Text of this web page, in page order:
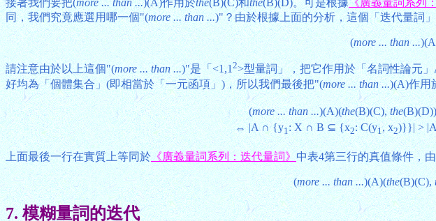
接著我們要把(more ... than ...)(A)作用於the(B)(C)和the(B)(D)。可是根據《廣義量詞系列
同，我們究竟應選用哪一個"(more ... than ...)"？由於根據上面的分析，這個「迭代量詞
(more ... than ...
請注意由於以上這個"(more ... than ...)"是「<1,12>型量詞」，把它作用於「名詞性論元
好均為「個體集合」(即相當於「一元函項」)，所以我們最後把"(more ... than ...)(A)作用
(more ... than ...)(A)(the(B)(C),the(B)(D))
⇔ |A ∩ {y1: X ∩ B ⊆ {x2: C(y1, x2)}}| >
上面最後一行在實質上等同於《廣義量詞系列：迭代量詞》中表4第三行的真值條件，
(more ... than ...)(A)(the(B)(C),
7. 模糊量詞的迭代